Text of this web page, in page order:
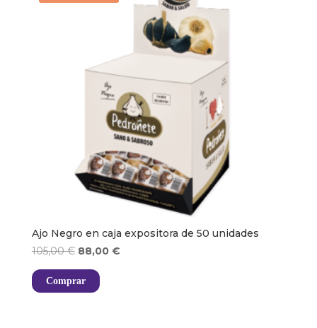
Ajo Negro en caja expositora de 50 unidades
105,00€ El
original
88,00 €El
Comprar